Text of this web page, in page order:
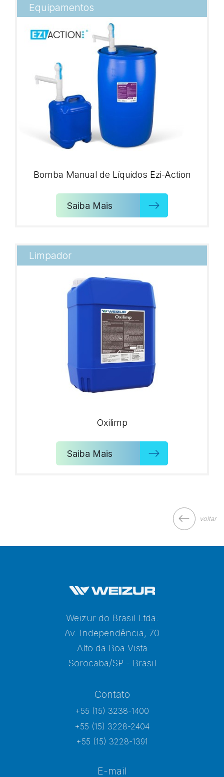
Equipamentos
Bomba Manual de Líquidos Ezi-Action
Saiba Mais
Limpador
Oxilimp
Saiba Mais
voltar
Weizur do Brasil Ltda.
Av. Independência, 70
Alto da Boa Vista
Sorocaba/SP - Brasil
Contato
+55 (15) 3238-1400
+55 (15) 3228-2404
+55 (15) 3228-1391
E-mail